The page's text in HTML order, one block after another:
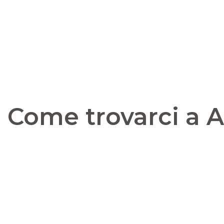
Come trovarci a